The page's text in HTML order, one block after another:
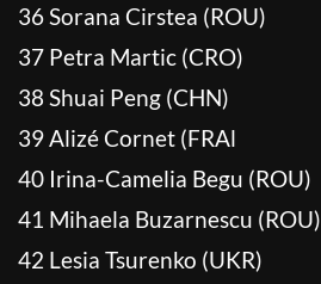
36 Sorana Cirstea (ROU)
37 Petra Martic (CRO)
38 Shuai Peng (CHN)
39 Alizé Cornet (FRAl
40 Irina-Camelia Begu (ROU)
41 Mihaela Buzarnescu (ROU)
42 Lesia Tsurenko (UKR)